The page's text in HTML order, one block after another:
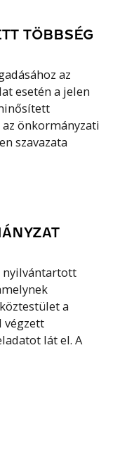
TÖBBSÉG
az
esetén a jelen
önkormányzati
szavazata
nyilvántartott
a
végzett
lát el. A